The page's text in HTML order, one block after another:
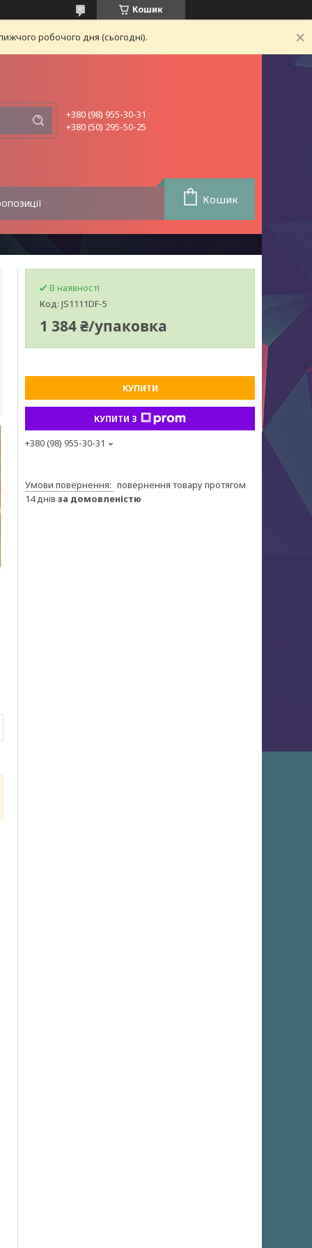
Кошик
робочого дня (сьогодні).
+380 (98) 955-30-31
+380 (50) 295-50-25
Кошик
В наявності
Код: JS1111DF-5
1 384 ₴/упаковка
КУПИТИ
КУПИТИ З
+380 (98) 955-30-31
повернення товару протягом
14 днів за домовленістю